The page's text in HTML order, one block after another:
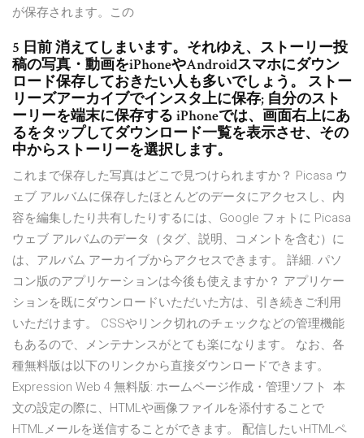
が保存されます。この
5 日前 消えてしまいます。それゆえ、ストーリー投
稿の写真・動画をiPhoneやAndroidスマホにダウン
ロード保存しておきたい人も多いでしょう。 ストー
リーズアーカイブでインスタ上に保存; 自分のスト
ーリーを端末に保存する iPhoneでは、画面右上にあ
るをタップしてダウンロード一覧を表示させ、その
中からストーリーを選択します。
これまで保存した写真はどこで見つけられますか？ Picasa ウ
ェブ アルバムに保存したほとんどのデータにアクセスし、内
容を編集したり共有したりするには、Google フォトに Picasa
ウェブ アルバムのデータ（タグ、説明、コメントを含む）に
は、アルバム アーカイブからアクセスできます。 詳細. パソ
コン版のアプリケーションは今後も使えますか？ アプリケー
ションを既にダウンロードいただいた方は、引き続きご利用
いただけます。 CSSやリンク切れのチェックなどの管理機能
もあるので、メンテナンスがとても楽になります。 なお、各
種無料版は以下のリンクから直接ダウンロードできます。
Expression Web 4 無料版: ホームページ作成・管理ソフト 本
文の設定の際に、HTMLや画像ファイルを添付することで
HTMLメールを送信することができます。 配信したいHTMLペ